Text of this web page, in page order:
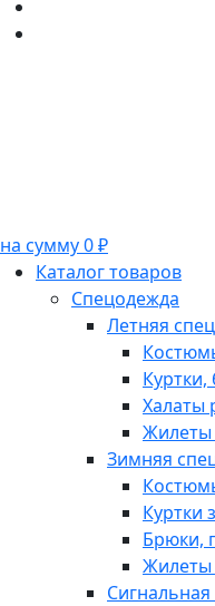
на сумму 0 ₽
Каталог товаров
Спецодежда
Летняя
Халаты
Жилеты
Зимняя
Куртки
Брюки,
Жилеты